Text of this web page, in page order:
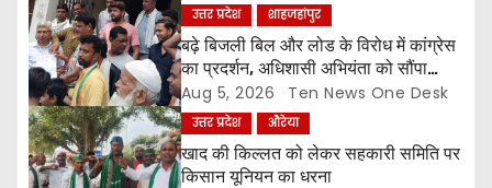
a
t
i
o
उत्तर प्रदेश शाहजहांपुर
बढ़े बिजली बिल और लोड के विरोध में कांग्रेस
का प्रदर्शन, अधिशासी अभियंता को सौंपा
ज्ञापन
Aug 5, 2026 Ten News One Desk
उत्तर प्रदेश औरेया
खाद की किल्लत को लेकर सहकारी समिति पर
किसान यूनियन का धरना